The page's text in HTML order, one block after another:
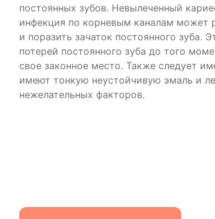
постоянных зубов. Невылеченный
инфекция по корневым каналам может
и поразить зачаток постоянного зуба.
потерей постоянного зуба до того
свое законное место. Также следует
имеют тонкую неустойчивую эмаль и
нежелательных факторов.